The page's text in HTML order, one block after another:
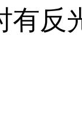
有反